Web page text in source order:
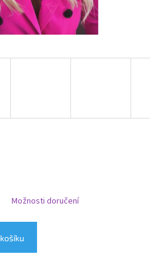
Možnosti doručení